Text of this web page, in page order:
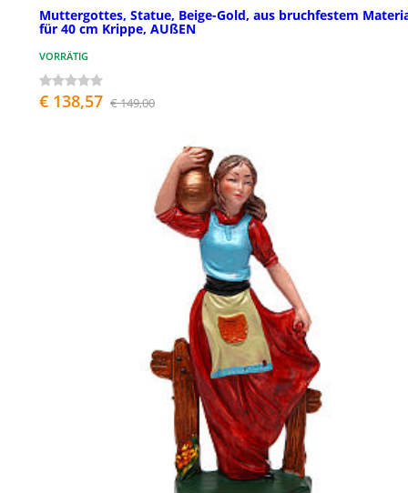
Muttergottes, Statue, Beige-Gold, aus bruchfestem
für 40 cm Krippe, AUßEN
VORRÄTIG
€ 138,57 € 149,00